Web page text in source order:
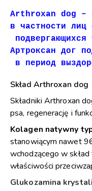
Arthroxan dog –
в частности лиц
Артроксан дог
в период
Skład Arthroxan dog
Składniki Arthroxan
psa, regenerację i
Kolagen natywny
stanowiącym nawet
wchodzącego w
właściwości
Glukozamina